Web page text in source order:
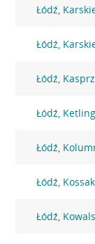
Łódź,
Łódź,
Łódź,
Łódź,
Łódź,
Łódź,
Łódź,